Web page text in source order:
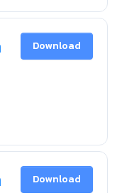
Download
Download